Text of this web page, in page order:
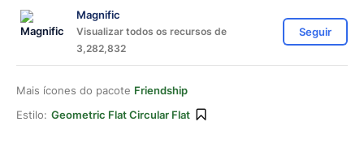
Magnific
Visualizar todos os recursos de
3,282,832
Seguir
Mais ícones do pacote Friendship
Estilo: Geometric Flat Circular Flat